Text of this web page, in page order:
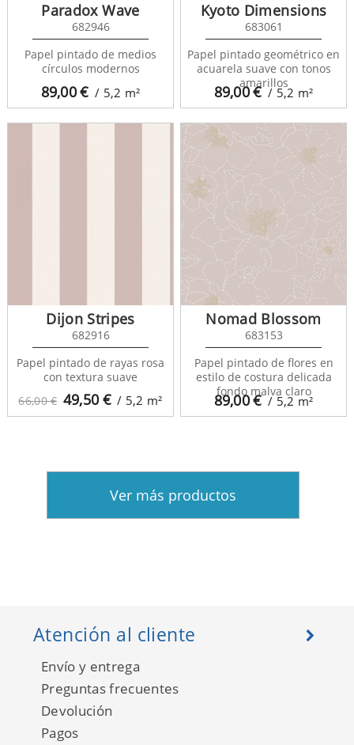
89,00€ / 5,2 m²
Paradox Wave
682946
Papel pintado de medios
círculos modernos
89,00€ / 5,2 m²
Kyoto Dimensions
683061
Papel pintado geométrico en
acuarela suave con tonos
amarillos
66,00 € 49,50€ / 5,2 m²
Dijon Stripes
682916
Papel pintado de rayas rosa
con textura suave
89,00€ / 5,2 m²
Nomad Blossom
683153
Papel pintado de flores en
estilo de costura delicada
fondo malva claro
Ver más productos
Atención al cliente
Envío y entrega
Preguntas frecuentes
Devolución
Pagos